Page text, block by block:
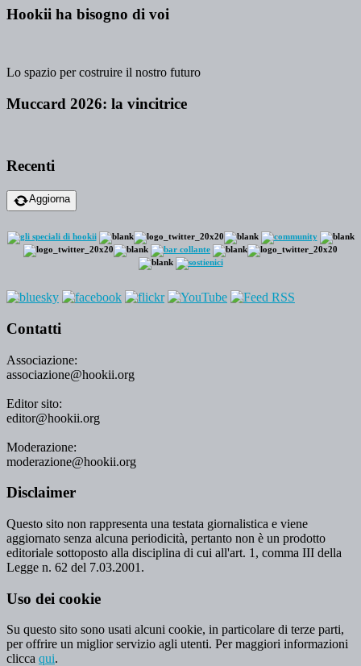
Hookii ha bisogno di voi
Lo spazio per costruire il nostro futuro
Muccard 2026: la vincitrice
Recenti
Aggiorna
Contatti
Associazione:
associazione@hookii.org
Editor sito:
editor@hookii.org
Moderazione:
moderazione@hookii.org
Disclaimer
Questo sito non rappresenta una testata giornalistica e viene
aggiornato senza alcuna periodicità, pertanto non è un prodotto
editoriale sottoposto alla disciplina di cui all'art. 1, comma III della
Legge n. 62 del 7.03.2001.
Uso dei cookie
Su questo sito sono usati alcuni cookie, in particolare di terze parti,
per offrire un miglior servizio agli utenti. Per maggiori informazioni
clicca qui.